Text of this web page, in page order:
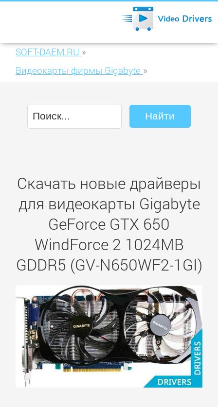
SOFT-DAEM.RU »
Видеокарты фирмы Gigabyte »
1024MB GDDR5 (GV-N650WF2-1GI)
Скачать новые драйверы
для видеокарты Gigabyte
GeForce GTX 650
WindForce 2 1024MB
GDDR5 (GV-N650WF2-1GI)